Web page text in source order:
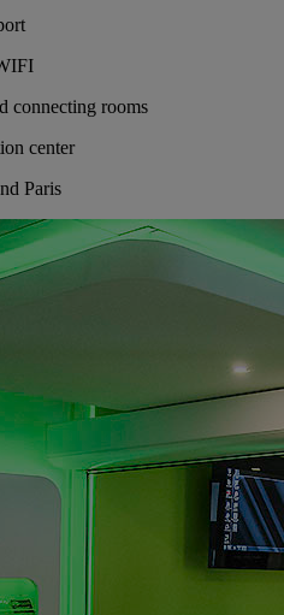
connecting rooms
center
Paris